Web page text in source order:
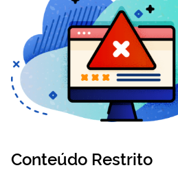
Conteúdo Restrito